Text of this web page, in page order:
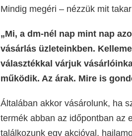
Mindig megéri – nézzük mit
„Mi, a dm-nél nap mint nap
vásárlás üzleteinkben.
választékkal várjuk
működik. Az árak. Mire is
Általában akkor vásárolunk, ha
termék abban az időpontban az
találkozunk egy akcióval,